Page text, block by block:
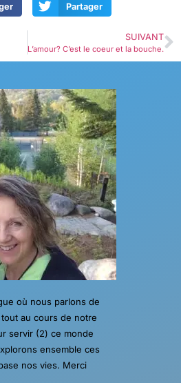
Partager
SUIVANT
L’amour? C’est le coeur et la bouche.
où nous parlons de
au cours de notre
servir (2) ce monde
ensemble ces
nos vies. Merci